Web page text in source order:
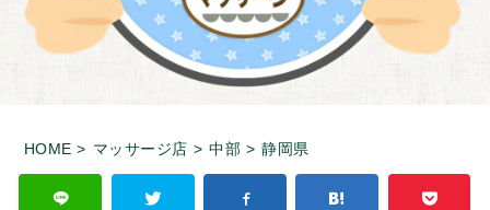
HOME > マッサージ店 > 中部 > 静岡県